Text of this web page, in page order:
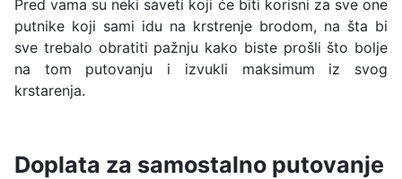
Pred vama su neki saveti koji će biti korisni za sve one
putnike koji sami idu na krstrenje brodom, na šta bi
sve trebalo obratiti pažnju kako biste prošli što bolje
na tom putovanju i izvukli maksimum iz svog
krstarenja.
Doplata za samostalno putovanje